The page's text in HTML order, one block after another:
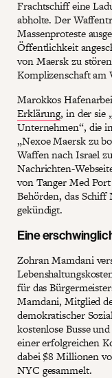
Frachtschiff eine
abholte. Der
Massenproteste
Öffentlichkeit
von Maersk zu
Komplizenschaft am
Marokkos
Erklärung, in der sie
Unternehmen“, die
„Nexoe Maersk zu
Waffen nach Israel
Nachrichten-
von Tanger Med
Behörden, das Schiff
gekündigt.
Eine
Zohran Mamdani
für das
Mamdani, Mitglied
demokratischer
kostenlose Busse
einer erfolgreichen
dabei $8 Millionen
NYC gesammelt.